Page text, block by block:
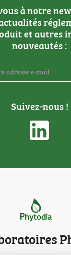
à notre
et autres
nouveautés :
Suivez-nous !